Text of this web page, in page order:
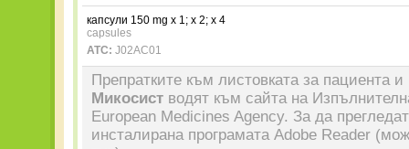
капсули 150 mg x 1; x 2; x 4
capsules
ATC: J02AC01
Препратките към листовката за пациента и
Микосист водят към сайта на
European Medicines Agency. За да
инсталирана програмата Adobe Reader